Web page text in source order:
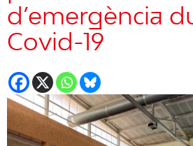
d’emergència
Covid-19